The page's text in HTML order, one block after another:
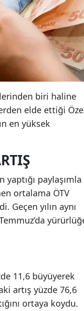
biri haline
elde ettiği
en yüksek
paylaşımla
ortalama ÖTV
Geçen yılın aynı
11,6 büyüyerek
artış yüzde 76,6
ortaya koydu.